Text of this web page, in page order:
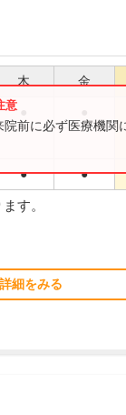
木 金
● ●
前に必ず医療機関
す。
細をみる